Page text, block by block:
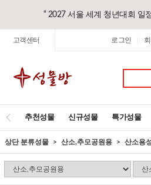
“ 2027 서울 세계 청년대회 일
고객센터 로그인
추천성물 신규성물 특가성물
상단 분류성물 산소,추모공원용 산소용